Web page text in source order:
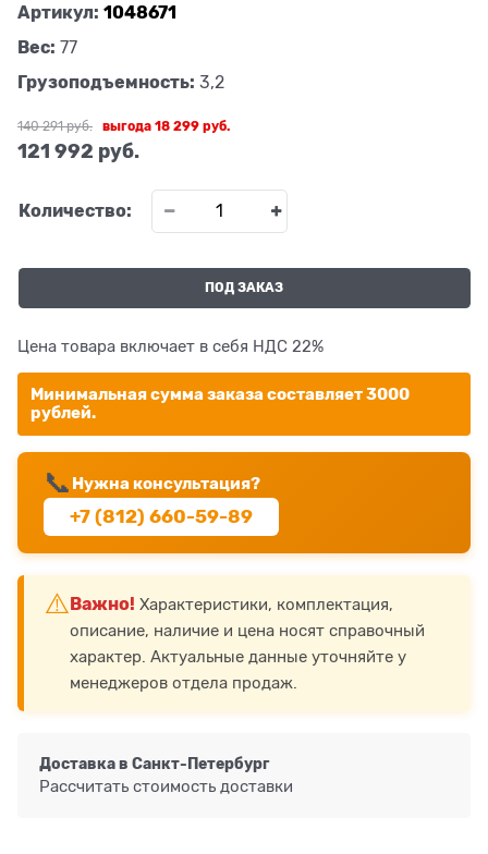
Артикул: 1048671
Вес: 77
Грузоподъемность: 3,2
140 291 руб.
121 992 руб.
выгода18 299 руб.
Количество:
ПОД ЗАКАЗ
Цена товара включает в себя НДС 22%
Минимальная сумма заказа составляет 3000
рублей.
📞 Нужна консультация?
+7 (812) 660-59-89
⚠️ Важно! Характеристики, комплектация,
описание, наличие и цена носят справочный
характер. Актуальные данные уточняйте у
менеджеров отдела продаж.
Доставка в Санкт-Петербург
Рассчитать стоимость доставки